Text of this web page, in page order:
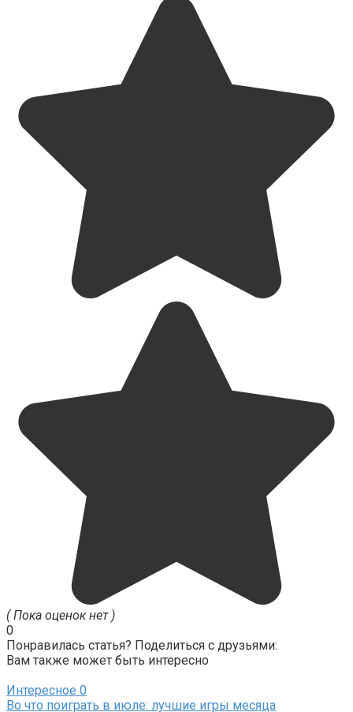
( Пока оценок нет )
0
Понравилась статья? Поделиться с друзьями:
Вам также может быть интересно
Интересное 0
Во что поиграть в июле: лучшие игры месяца